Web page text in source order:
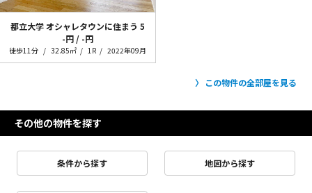
都立大学 オシャレタウンに住まう 5
-円 / -円
徒歩11分 32.85㎡ 1R 2022年09月
この物件の全部屋を見る
その他の物件を探す
条件から探す 地図から探す